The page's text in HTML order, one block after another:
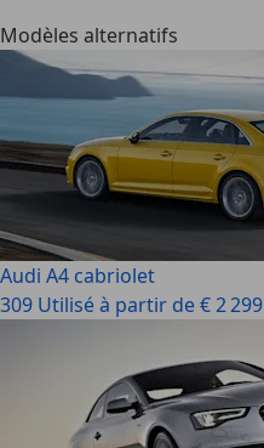
Modèles alternatifs
Audi A4 cabriolet
309 Utilisé à partir de € 2 299